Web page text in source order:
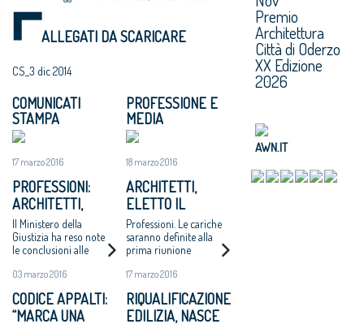
ALLEGATI DA SCARICARE
CS_3 dic 2014
COMUNICATI
STAMPA
17 marzo 2016
PROFESSIONI:
ARCHITETTI,
ELETTO IL NUOVO
CONSIGLIO
NAZIONALE
Il Ministero della
Giustizia ha reso note
le conclusioni alle
Commissione
appositamente
costituita per la
03 marzo 2016
CODICE APPALTI:
“MARCA UNA
PROFESSIONE E
MEDIA
18 marzo 2016
ARCHITETTI,
ELETTO IL
CONSIGLIO
Professioni. Le cariche
saranno definite alla
prima riunione
17 marzo 2016
RIQUALIFICAZIONE
EDILIZIA, NASCE
Premio
Architettura
Città di Oderzo
XX Edizione
2026
AWN.IT